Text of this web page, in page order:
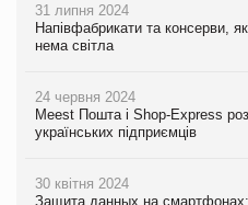
31 липня 2024
Напівфабрикати та консерви,
нема світла
24 червня 2024
Meest Пошта і Shop-Express
українських підприємців
30 квітня 2024
Защита данных на